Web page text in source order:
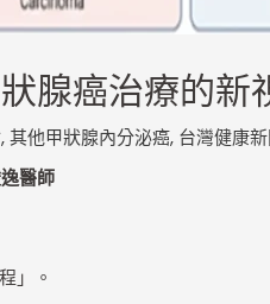
腺癌治療的新
,其他甲狀腺內分泌癌, 台灣健康
醫師
」。